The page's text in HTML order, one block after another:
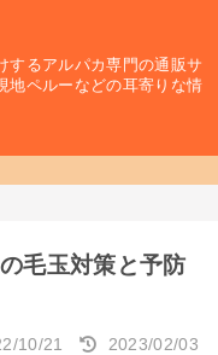
するアルパカ専門の通販サ
地ペルーなどの耳寄りな情
毛玉対策と予防
10/21
2023/02/03